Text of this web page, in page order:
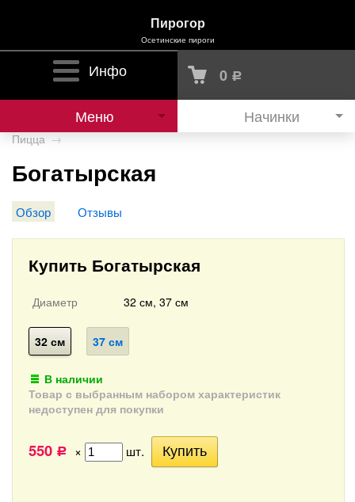
Пирогор
Осетинские пироги
Инфо 0 Р
Меню Начинки
Пицца →
Богатырская
Обзор Отзывы
Купить Богатырская
Диаметр 32 см, 37 см
32 см 37 см
В наличии
Товар с выбранным набором характеристик
недоступен для покупки
550 Р × шт.